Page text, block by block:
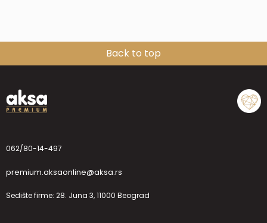
Back to top
062/80-14-497
premium.aksaonline@aksa.rs
Sedište firme: 28. Juna 3, 11000 Beograd